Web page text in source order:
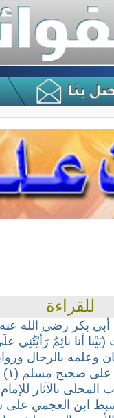
للقراءة
بكر رضي الله عنه
أنا نائِمٌ رَأَيْتُنِي
وعلمه بالرجال
(١) المقدمة + كتاب الإيمان
ابن العجمي على